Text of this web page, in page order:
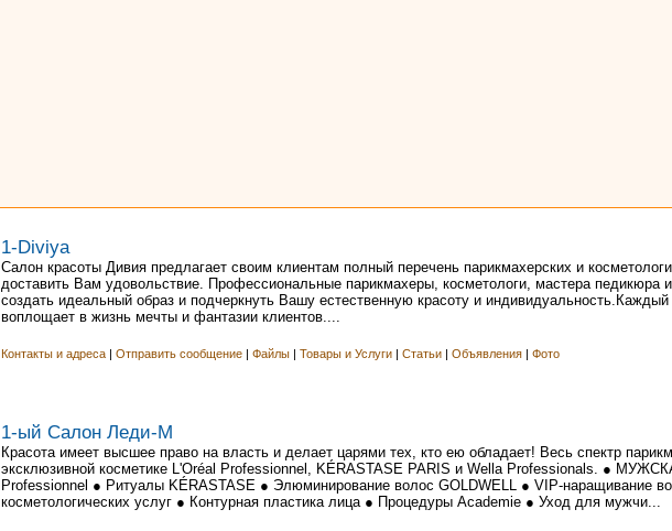
1-Diviya
Салон красоты Дивия предлагает своим клиентам полный перечень парикмахерских и
доставить Вам удовольствие. Профессиональные парикмахеры, косметологи, мастера педикюра
создать идеальный образ и подчеркнуть Вашу естественную красоту и
воплощает в жизнь мечты и фантазии клиентов....
Контакты и адреса | Отправить сообщение | Файлы | Товары и Услуги | Статьи | Объявления | Фото
1-ый Салон Леди-М
Красота имеет высшее право на власть и делает царями тех, кто ею обладает! Весь спектр
эксклюзивной косметике L'Oréal Professionnel, KÉRASTASE PARIS и Wella Professionals. ●
Professionnel ● Ритуалы KÉRASTASE ● Элюминирование волос GOLDWELL ● VIP-наращивание
косметологических услуг ● Контурная пластика лица ● Процедуры Academie ● Уход для мужчи...